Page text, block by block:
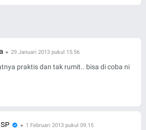
29 Januari 2013 pukul 15.56
praktis dan tak rumit.. bisa di coba ni
1 Februari 2013 pukul 09.15